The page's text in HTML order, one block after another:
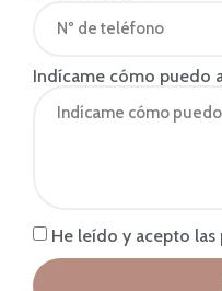
Indícame cómo puedo
He leído y acepto